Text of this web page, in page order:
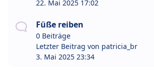
22. Mai 2025 17:02
Füße reiben
0 Beiträge
Letzter Beitrag von patricia_br
3. Mai 2025 23:34